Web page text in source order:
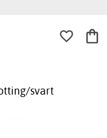
svart